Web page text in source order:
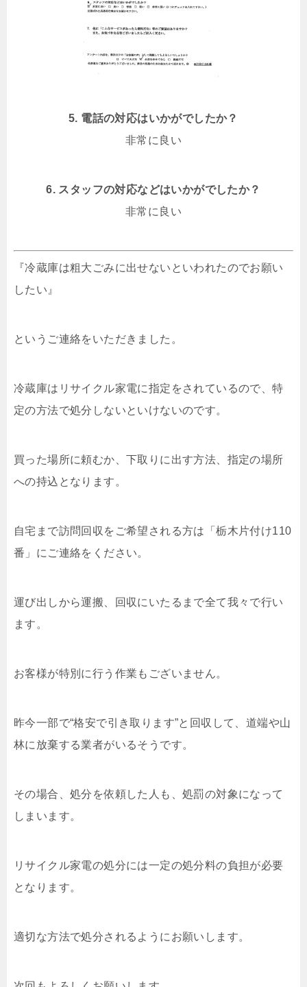
5. 電話の対応はいかがでしたか？
非常に良い
6. スタッフの対応などはいかがでしたか？
非常に良い
『冷蔵庫は粗大ごみに出せないといわれたのでお願い
したい』
というご連絡をいただきました。
冷蔵庫はリサイクル家電に指定をされているので、特
定の方法で処分しないといけないのです。
買った場所に頼むか、下取りに出す方法、指定の場所
への持込となります。
自宅まで訪問回収をご希望される方は「栃木片付け110
番」にご連絡をください。
運び出しから運搬、回収にいたるまで全て我々で行い
ます。
お客様が特別に行う作業もございません。
昨今一部で“格安で引き取ります”と回収して、道端や山
林に放棄する業者がいるそうです。
その場合、処分を依頼した人も、処罰の対象になって
しまいます。
リサイクル家電の処分には一定の処分料の負担が必要
となります。
適切な方法で処分されるようにお願いします。